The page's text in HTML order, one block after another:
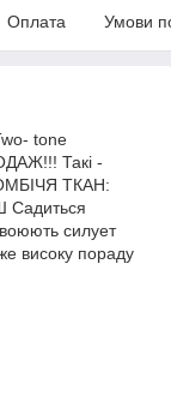
Оплата Умови
tone
Такі -
ТКАН:
Садиться
силует
високу пораду